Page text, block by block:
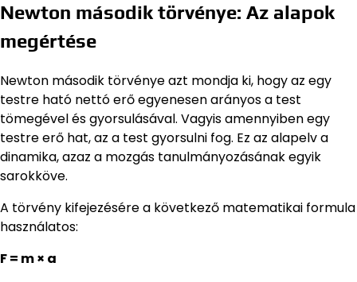
Newton második törvénye: Az alapok
megértése
Newton második törvénye azt mondja ki, hogy az egy
testre ható nettó erő egyenesen arányos a test
tömegével és gyorsulásával. Vagyis amennyiben egy
testre erő hat, az a test gyorsulni fog. Ez az alapelv a
dinamika, azaz a mozgás tanulmányozásának egyik
sarokköve.
A törvény kifejezésére a következő matematikai formula
használatos:
F = m × a